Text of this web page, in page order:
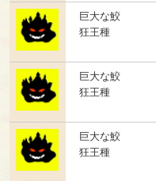
巨大な鮫
狂王種
巨大な鮫
狂王種
巨大な鮫
狂王種